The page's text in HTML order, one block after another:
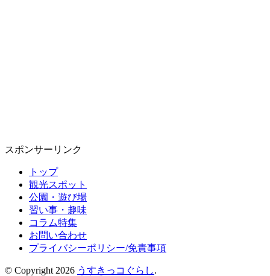
スポンサーリンク
トップ
観光スポット
公園・遊び場
習い事・趣味
コラム特集
お問い合わせ
プライバシーポリシー/免責事項
© Copyright 2026 うすきっコぐらし.